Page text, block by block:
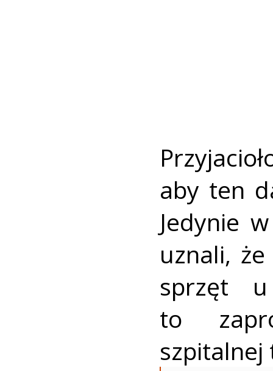
aby ten
Jedynie
uznali,
sprzęt
to
szpitalnej